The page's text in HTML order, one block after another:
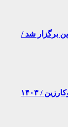
برگزار شد /
تحویل سال در تپه شهدای گمنام شهرستان قیروکارزین / ۱۴۰۳